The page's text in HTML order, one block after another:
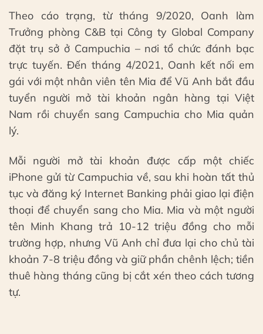
Theo cáo trạng, từ tháng 9/2020, Oanh làm
Trưởng phòng C&B tại Công ty Global Company
đặt trụ sở ở Campuchia – nơi tổ chức đánh bạc
trực tuyến. Đến tháng 4/2021, Oanh kết nối em
gái với một nhân viên tên Mia để Vũ Anh bắt đầu
tuyển người mở tài khoản ngân hàng tại Việt
Nam rồi chuyển sang Campuchia cho Mia quản
lý.
Mỗi người mở tài khoản được cấp một chiếc
iPhone gửi từ Campuchia về, sau khi hoàn tất thủ
tục và đăng ký Internet Banking phải giao lại điện
thoại để chuyển sang cho Mia. Mia và một người
tên Minh Khang trả 10-12 triệu đồng cho mỗi
trường hợp, nhưng Vũ Anh chỉ đưa lại cho chủ tài
khoản 7-8 triệu đồng và giữ phần chênh lệch; tiền
thuê hàng tháng cũng bị cắt xén theo cách tương
tự.